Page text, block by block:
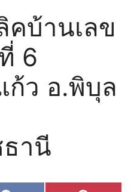
คบ้านเลข
6
ก้ว อ.พิบุล
านี